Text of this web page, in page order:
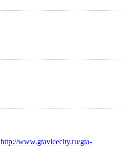
http://www.gtavicecity.ru/gta-